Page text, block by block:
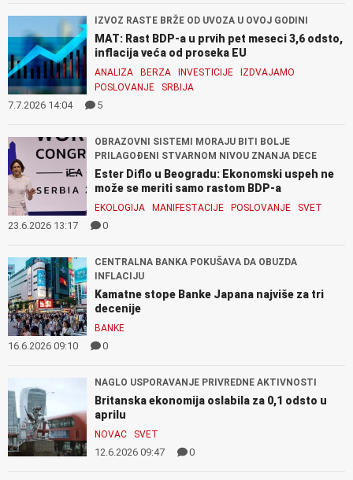
IZVOZ RASTE BRŽE OD UVOZA U OVOJ GODINI
MAT: Rast BDP-a u prvih pet meseci 3,6 odsto,
inflacija veća od proseka EU
ANALIZA BERZA INVESTICIJE
IZDVAJAMO
POSLOVANJE
SRBIJA
7.7.2026 14:04 5
OBRAZOVNI SISTEMI MORAJU BITI BOLJE
PRILAGOĐENI STVARNOM NIVOU ZNANJA DECE
Ester Diflo u Beogradu: Ekonomski uspeh ne
može se meriti samo rastom BDP-a
EKOLOGIJA MANIFESTACIJE POSLOVANJE SVET
23.6.2026 13:17 0
CENTRALNA BANKA POKUŠAVA DA OBUZDA
INFLACIJU
Kamatne stope Banke Japana najviše za tri
decenije
BANKE
16.6.2026 09:10 0
NAGLO USPORAVANJE PRIVREDNE AKTIVNOSTI
Britanska ekonomija oslabila za 0,1 odsto u
aprilu
NOVAC SVET
12.6.2026 09:47 0